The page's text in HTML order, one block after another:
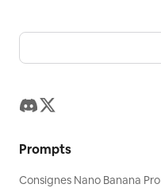
Prompts
Consignes Nano Banana Pro